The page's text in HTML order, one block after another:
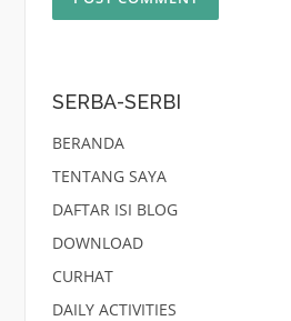
SERBA-SERBI
BERANDA
TENTANG SAYA
DAFTAR ISI BLOG
DOWNLOAD
CURHAT
DAILY ACTIVITIES